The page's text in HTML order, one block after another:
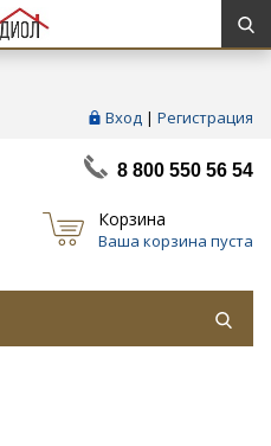
Вход | Регистрация
8 800 550 56 54
Корзина
Ваша корзина пуста